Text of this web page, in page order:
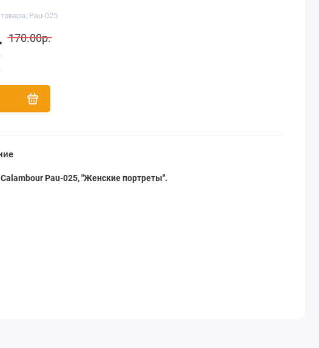
Pau-025
170.00р.
Pau-025, "Женские портреты".